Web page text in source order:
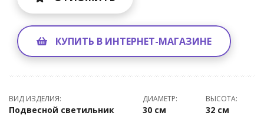
КУПИТЬ В ИНТЕРНЕТ-МАГАЗИНЕ
ВИД ИЗДЕЛИЯ:
Подвесной светильник
ДИАМЕТР:
30 см
ВЫСОТА:
32 см